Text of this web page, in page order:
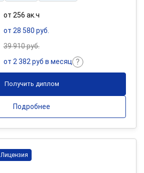
от 256 ак.ч
от 28 580 руб.
39 910 руб.
от 2 382 руб в месяц
Получить диплом
Подробнее
Лицензия